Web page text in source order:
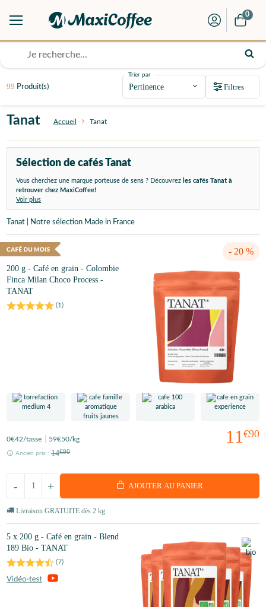
0
Tanat Accueil Tanat
Sélection de cafés Tanat
Vous cherchez une marque porteuse de sens ? Découvrez les cafés Tanat à
retrouver chez MaxiCoffee!
Voir plus
99 Produit(s)
Trier par
Filtres
Tanat | Notre sélection Made in France
- 20 %
200 g - Café en grain - Colombie
Finca Milan Choco Process -
TANAT
(1)
11 €90
0€42/tasse 59€50/kg
Ancien prix : 14€90
+
- AJOUTER AU PANIER
Livraison GRATUITE dès 2 kg
5 x 200 g - Café en grain - Blend
189 Bio - TANAT
(7)